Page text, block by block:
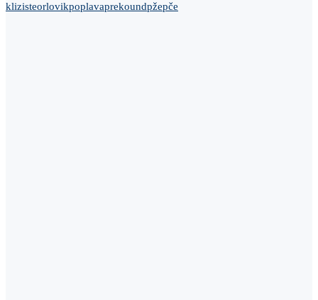
klizisteorlovikpoplavaprekoundpžepče